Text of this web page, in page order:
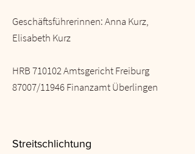
Geschäftsführerinnen: Anna Kurz,
Elisabeth Kurz
HRB 710102 Amtsgericht Freiburg
87007/11946 Finanzamt Überlingen
Streitschlichtung